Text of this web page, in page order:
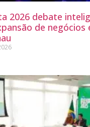
2026 debate
de negócios